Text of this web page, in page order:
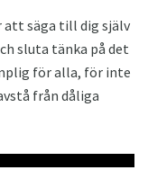
säga till dig själv
sluta tänka på det
för alla, för inte
från dåliga